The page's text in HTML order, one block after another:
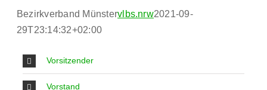
Bezirkverband Münstervlbs.nrw2021-09-
29T23:14:32+02:00
Vorsitzender
Vorstand